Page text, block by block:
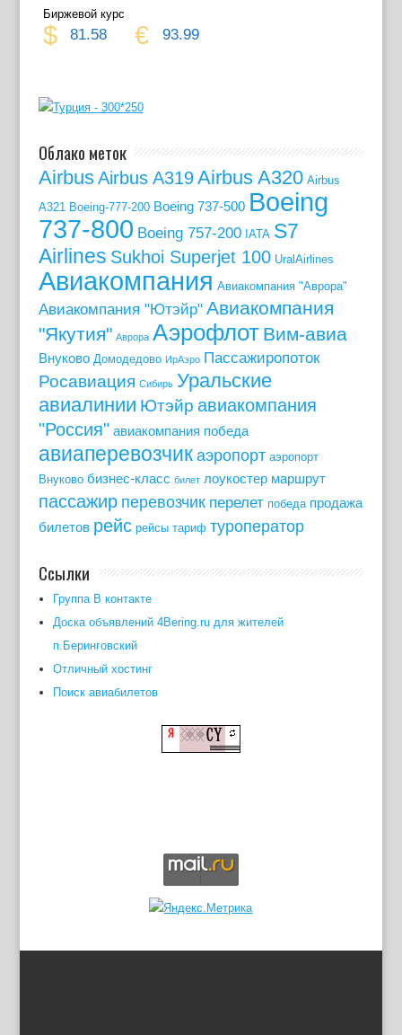
Биржевой курс
$ 81.58 € 93.99
Облако меток
Airbus Airbus A319 Airbus A320 Airbus
A321 Boeing-777-200 Boeing 737-500 Boeing
737-800 Boeing 757-200 IATA S7
Airlines Sukhoi Superjet 100 UralAirlines
Авиакомпания Авиакомпания "Аврора"
Авиакомпания "Ютэйр" Авиакомпания
"Якутия" Аврора Аэрофлот Вим-авиа
Внуково Домодедово ИрАэро Пассажиропоток
Росавиация Сибирь Уральские
авиалинии Ютэйр авиакомпания
"Россия" авиакомпания победа
авиаперевозчик аэропорт аэропорт
Внуково бизнес-класс билет лоукостер маршрут
пассажир перевозчик перелет победа продажа
билетов рейс рейсы тариф туроператор
Ссылки
Группа В контакте
Доска объявлений 4Bering.ru для жителей
п.Беринговский
Отличный хостинг
Поиск авиабилетов